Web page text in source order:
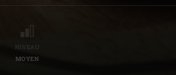
NIVEAU
MOYEN